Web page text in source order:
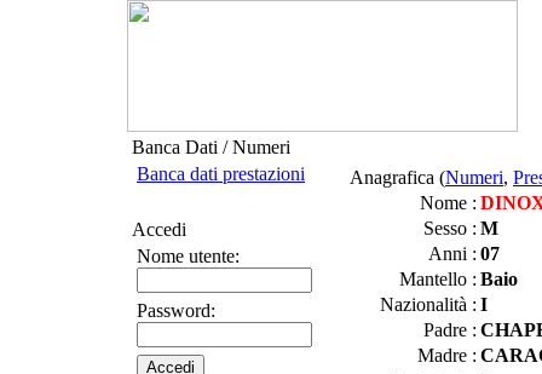
Banca Dati / Numeri
Banca dati prestazioni
Accedi
Nome utente:
Password:
Anagrafica (Numeri,
Nome :
Sesso : M
Anni : 07
Mantello : Baio
Nazionalità : I
Padre :
Madre :